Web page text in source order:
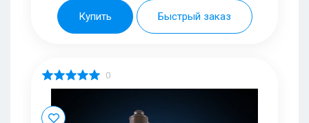
Купить Быстрый заказ
0